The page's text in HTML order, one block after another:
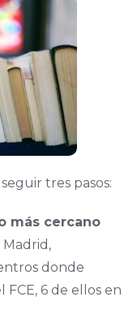
tres pasos:
más cercano
donde
6 de ellos en